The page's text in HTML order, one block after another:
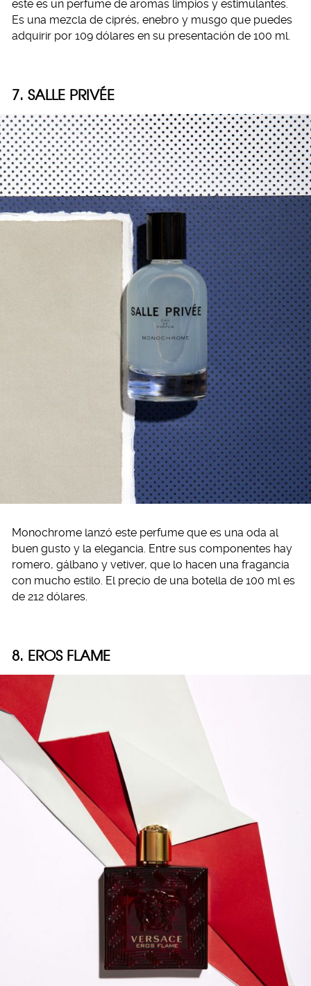
este es un perfume de aromas limpios y estimulantes.
Es una mezcla de ciprés, enebro y musgo que puedes
adquirir por 109 dólares en su presentación de 100 ml.
7. SALLE PRIVÉE
Monochrome lanzó este perfume que es una oda al
buen gusto y la elegancia. Entre sus componentes hay
romero, gálbano y vetiver, que lo hacen una fragancia
con mucho estilo. El precio de una botella de 100 ml es
de 212 dólares.
8. EROS FLAME